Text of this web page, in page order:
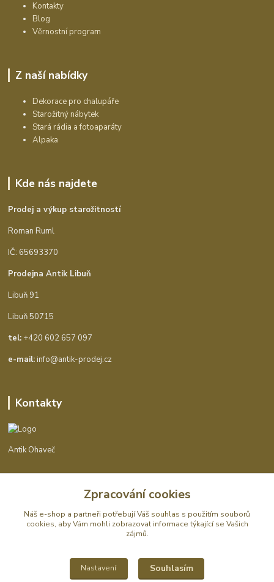
Kontakty
Blog
Věrnostní program
Z naší nabídky
Dekorace pro chalupáře
Starožitný nábytek
Stará rádia a fotoaparáty
Alpaka
Kde nás najdete
Prodej a výkup starožitností
Roman Ruml
IČ: 65693370
Prodejna Antik Libuň
Libuň 91
Libuň 50715
tel: +420 602 657 097
e-mail:info@antik-prodej.cz
Kontakty
Antik Ohaveč
info@antik-prodej.cz
Zpracování cookies
Náš e-shop a partneři potřebují Váš souhlas s použitím souborů
cookies, aby Vám mohli zobrazovat informace týkající se Vašich
zájmů.
Nastavení Souhlasím